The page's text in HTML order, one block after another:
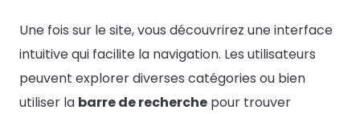
Une fois sur le site, vous découvrirez une interface
intuitive qui facilite la navigation. Les utilisateurs
peuvent explorer diverses catégories ou bien
utiliser la barre de recherche pour trouver